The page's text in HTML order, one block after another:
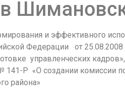
и эффективного
Федерации от
управленческих кадров»,
141-Р «О создании комиссии
района»